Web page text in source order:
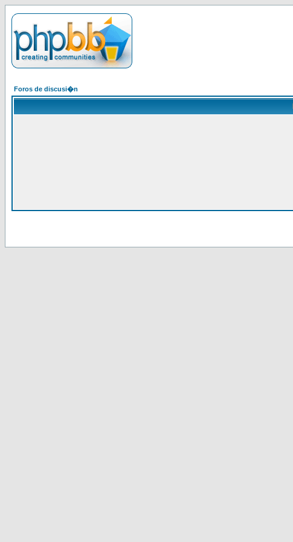
Foros de discusi�n